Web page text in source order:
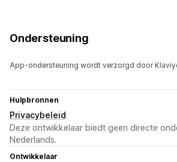
Ondersteuning
App-ondersteuning wordt verzorgd door
Hulpbronnen
Privacybeleid
Deze ontwikkelaar biedt geen directe
Nederlands.
Ontwikkelaar